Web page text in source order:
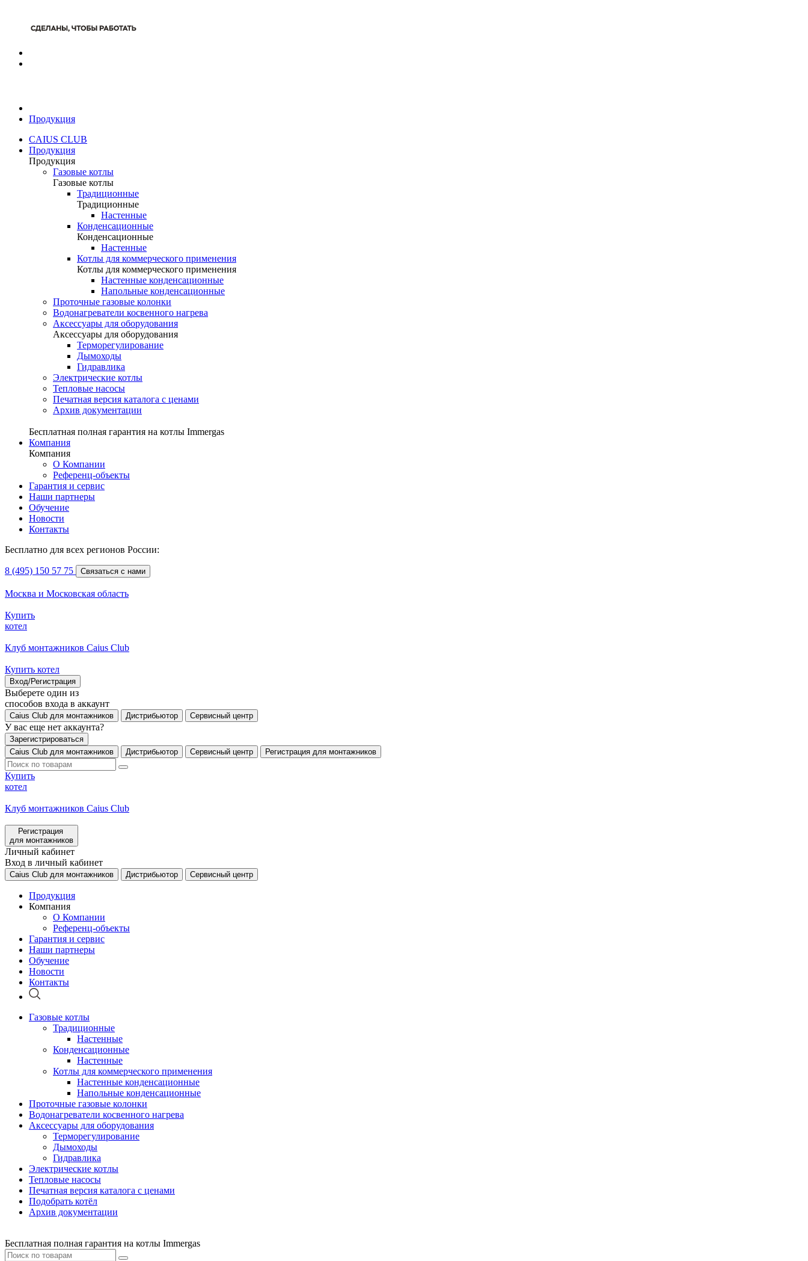
Продукция
CAIUS CLUB
Продукция
Продукция
Газовые котлы
Газовые котлы
Традиционные
Традиционные
Настенные
Конденсационные
Конденсационные
Настенные
Котлы для коммерческого применения
Котлы для коммерческого применения
Настенные конденсационные
Напольные конденсационные
Проточные газовые колонки
Водонагреватели косвенного нагрева
Аксессуары для оборудования
Аксессуары для оборудования
Терморегулирование
Дымоходы
Гидравлика
Электрические котлы
Тепловые насосы
Печатная версия каталога с ценами
Архив документации
Бесплатная полная гарантия на котлы Immergas
Компания
Компания
О Компании
Референц-объекты
Гарантия и сервис
Наши партнеры
Обучение
Новости
Контакты
Бесплатно для всех регионов России:
8 (495) 150 57 75 Связаться с нами
Москва и Московская область
Купить
котел
Клуб монтажников Caius Club
Купить котел
Вход/Регистрация
Выберете один из
способов входа в аккаунт
Caius Club для монтажников Дистрибьютор Сервисный центр
У вас еще нет аккаунта?
Зарегистрироваться
Caius Club для монтажников
Дистрибьютор Сервисный центр Регистрация для монтажников
Купить
котел
Клуб монтажников Caius Club
Регистрация
для монтажников
Личный кабинет
Вход в личный кабинет
Caius Club для монтажников Дистрибьютор Сервисный центр
Продукция
Компания
О Компании
Референц-объекты
Гарантия и сервис
Наши партнеры
Обучение
Новости
Контакты
Газовые котлы
Традиционные
Настенные
Конденсационные
Настенные
Котлы для коммерческого применения
Настенные конденсационные
Напольные конденсационные
Проточные газовые колонки
Водонагреватели косвенного нагрева
Аксессуары для оборудования
Терморегулирование
Дымоходы
Гидравлика
Электрические котлы
Тепловые насосы
Печатная версия каталога с ценами
Подобрать котёл
Архив документации
Бесплатная полная гарантия на котлы Immergas